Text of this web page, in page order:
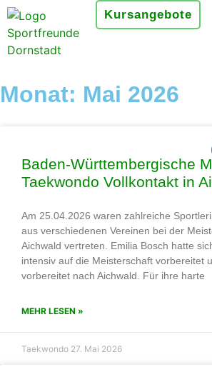
Kursangebote
Monat: Mai 2026
Baden-Württembergische
Taekwondo Vollkontakt in
Am 25.04.2026 waren zahlreiche
aus verschiedenen Vereinen bei der
Aichwald vertreten. Emilia Bosch hatte
intensiv auf die Meisterschaft vorbereitet
vorbereitet nach Aichwald. Für ihre harte
MEHR LESEN »
Taekwondo 27. Mai 2026